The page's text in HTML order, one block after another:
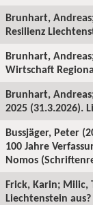
Brunhart,
Resilienz
Brunhart,
Wirtschaft
Brunhart,
2025 (31.3.2026).
Bussjäger, Peter
100 Jahre
Nomos
Frick, Karin; Milic,
Liechtenstein